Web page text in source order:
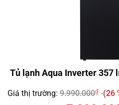
Tủ lạnh Aqua Inverter 357
Giá thị trường: 9.990.000₫
(26